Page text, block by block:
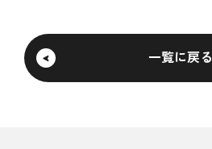
一覧に戻る